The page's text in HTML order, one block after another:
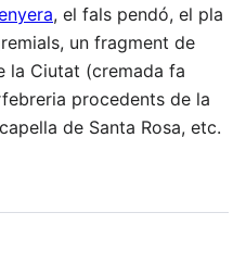
, el fals pendó, el pla
un fragment de
la Ciutat (cremada fa
procedents de la
de Santa Rosa, etc.